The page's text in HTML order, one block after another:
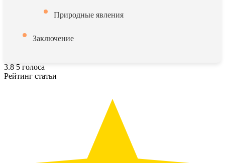
Природные явления
Заключение
3.8 5 голоса
Рейтинг статьи